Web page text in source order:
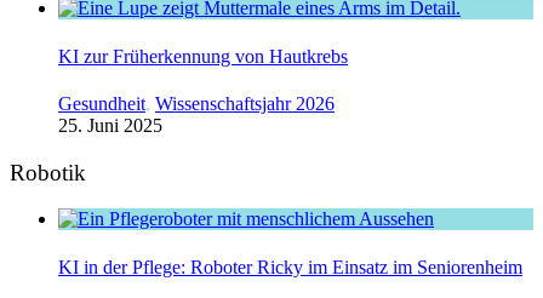
KI zur Früherkennung von Hautkrebs
Gesundheit, Wissenschaftsjahr 2026
25. Juni 2025
Robotik
KI in der Pflege: Roboter Ricky im Einsatz im Seniorenheim